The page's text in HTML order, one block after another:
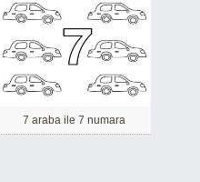
7 araba ile 7 numara